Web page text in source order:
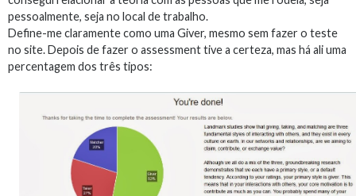
pessoalmente, seja no local de trabalho.
Define-me claramente como uma Giver, mesmo sem fazer o teste
no site. Depois de fazer o assessment tive a certeza, mas há ali uma
percentagem dos três tipos: